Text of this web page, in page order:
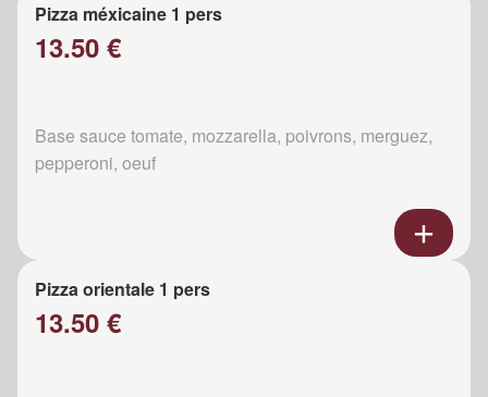
Pizza méxicaine 1 pers
13.50 €
Base sauce tomate, mozzarella, poivrons, merguez,
pepperoni, oeuf
Pizza orientale 1 pers
13.50 €